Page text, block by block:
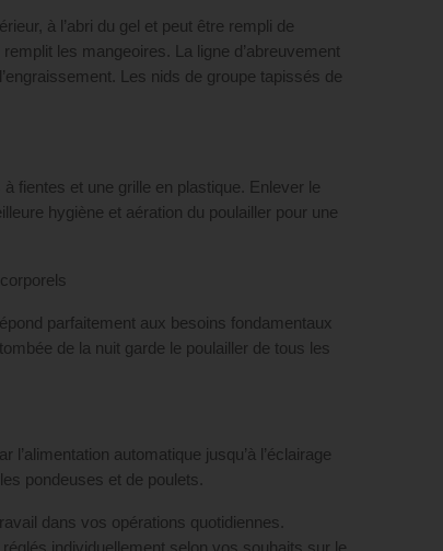
à l’abri du gel et peut être rempli de
les mangeoires. La ligne d’abreuvement
Les nids de groupe tapissés de
à fientes et une grille en plastique. Enlever le
hygiène et aération du poulailler pour une
parfaitement aux besoins fondamentaux
de la nuit garde le poulailler de tous les
automatique jusqu’à l’éclairage
pondeuses et de poulets.
dans vos opérations quotidiennes.
réglés individuellement selon vos souhaits sur le